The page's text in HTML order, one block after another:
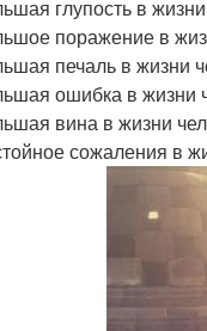
глупость в
поражение в
печаль в жизни
ошибка в жизни
вина в жизни
сожаления в